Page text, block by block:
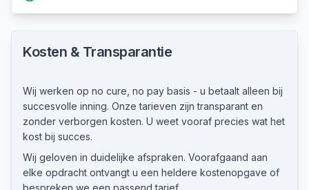
Kosten & Transparantie
Wij werken op no cure, no pay basis - u betaalt alleen bij
succesvolle inning. Onze tarieven zijn transparant en
zonder verborgen kosten. U weet vooraf precies wat het
kost bij succes.
Wij geloven in duidelijke afspraken. Voorafgaand aan
elke opdracht ontvangt u een heldere kostenopgave of
bespreken we een passend tarief.